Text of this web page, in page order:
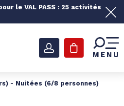
le VAL PASS : 25 activités
MENU
- Nuitées (6/8 personnes)